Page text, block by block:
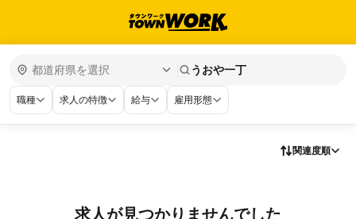
うおや一丁
職種 求人の特徴 給与 雇用形態
関連度順
求人が見つかりませんでした